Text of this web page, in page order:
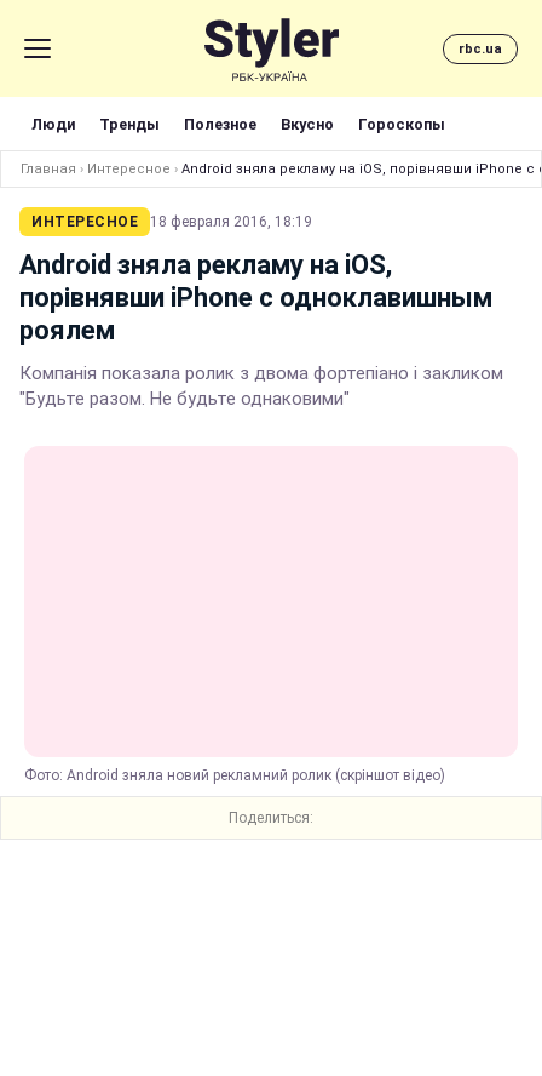
rbc.ua
Люди Тренды Полезное Вкусно Гороскопы
Главная › Интересное › Android зняла рекламу на iOS, порівнявши iPhone
ИНТЕРЕСНОЕ 18 февраля 2016, 18:19
Android зняла рекламу на iOS,
порівнявши iPhone c одноклавишным
роялем
Компанія показала ролик з двома фортепіано і закликом
"Будьте разом. Не будьте однаковими"
Фото: Android зняла новий рекламний ролик (скріншот відео)
Поделиться: